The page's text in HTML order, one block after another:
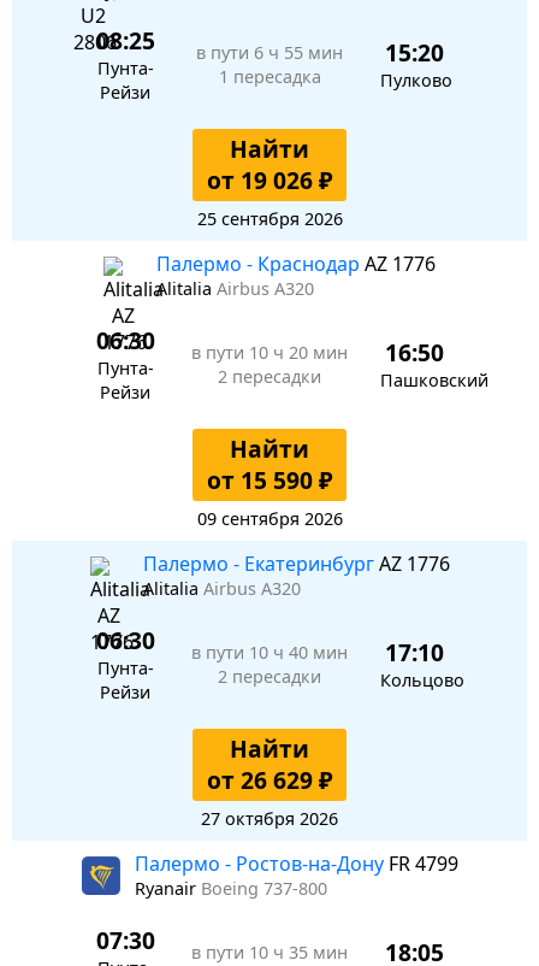
08:25
Пунта-
Рейзи
в пути 6 ч 55 мин
1 пересадка
15:20
Пулково
Найти
от 19 026 ₽
25 сентября 2026
Палермо - Краснодар AZ 1776
Alitalia Airbus A320
06:30
Пунта-
Рейзи
в пути 10 ч 20 мин
2 пересадки
16:50
Пашковский
Найти
от 15 590 ₽
09 сентября 2026
Палермо - ЕкатеринбургAZ 1776
Alitalia Airbus A320
06:30
Пунта-
Рейзи
в пути 10 ч 40 мин
2 пересадки
17:10
Кольцово
Найти
от 26 629 ₽
27 октября 2026
Палермо - Ростов-на-Дону FR 4799
Ryanair Boeing 737-800
07:30 в пути 10 ч 35 мин
18:05